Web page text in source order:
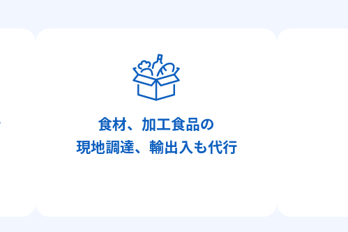
食材、加工食品の
現地調達、輸出入も代行